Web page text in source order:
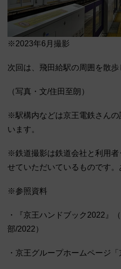
※2023年6月撮影
次回は、飛田給駅の周囲を散歩
（写真・文/住田至朗）
※駅構内などは京王電鉄さんの
います。
※鉄道撮影は鉄道会社と利用者
せていただいているものです
※参照資料
・『京王ハンドブック2022』
部/2022）
・京王グループホームページ